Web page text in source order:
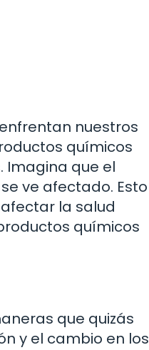
nuestros
químicos
Imagina que el
ve afectado. Esto
la salud
químicos
que quizás
y el cambio en los